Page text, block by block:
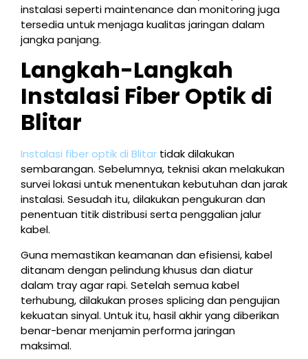
instalasi seperti maintenance dan monitoring juga
tersedia untuk menjaga kualitas jaringan dalam
jangka panjang.
Langkah-Langkah
Instalasi Fiber Optik di
Blitar
Instalasi fiber optik di Blitar tidak dilakukan
sembarangan. Sebelumnya, teknisi akan melakukan
survei lokasi untuk menentukan kebutuhan dan jarak
instalasi. Sesudah itu, dilakukan pengukuran dan
penentuan titik distribusi serta penggalian jalur
kabel.
Guna memastikan keamanan dan efisiensi, kabel
ditanam dengan pelindung khusus dan diatur
dalam tray agar rapi. Setelah semua kabel
terhubung, dilakukan proses splicing dan pengujian
kekuatan sinyal. Untuk itu, hasil akhir yang diberikan
benar-benar menjamin performa jaringan
maksimal.